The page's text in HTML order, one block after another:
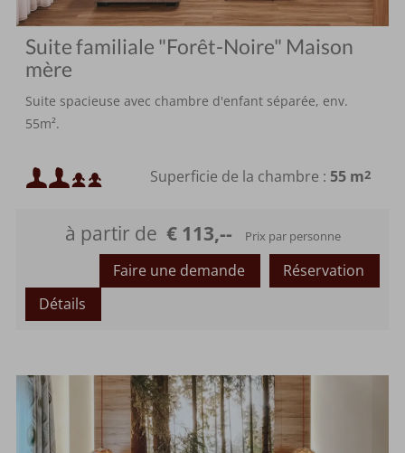
Suite familiale "Forêt-Noire" Maison
mère
Suite spacieuse avec chambre d'enfant séparée, env.
55m².
Occupation minimale :
Occupation maximale :
ou
Superficie de la chambre : 55 m2
à partir de € 113,-- Prix par personne
Réservation
Faire une demande
Détails